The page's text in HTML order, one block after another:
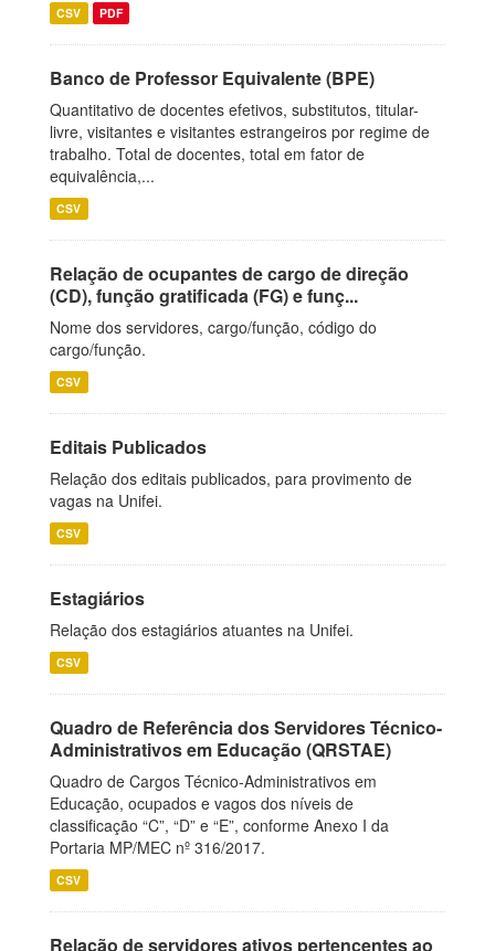
CSV PDF
Banco de Professor Equivalente (BPE)
Quantitativo de docentes efetivos, substitutos, titular-
livre, visitantes e visitantes estrangeiros por regime de
trabalho. Total de docentes, total em fator de
equivalência,...
CSV
Relação de ocupantes de cargo de direção
(CD), função gratificada (FG) e funç...
Nome dos servidores, cargo/função, código do
cargo/função.
CSV
Editais Publicados
Relação dos editais publicados, para provimento de
vagas na Unifei.
CSV
Estagiários
Relação dos estagiários atuantes na Unifei.
CSV
Quadro de Referência dos Servidores Técnico-
Administrativos em Educação (QRSTAE)
Quadro de Cargos Técnico-Administrativos em
Educação, ocupados e vagos dos níveis de
classificação “C”, “D” e “E”, conforme Anexo I da
Portaria MP/MEC nº 316/2017.
CSV
Relação de servidores ativos pertencentes ao